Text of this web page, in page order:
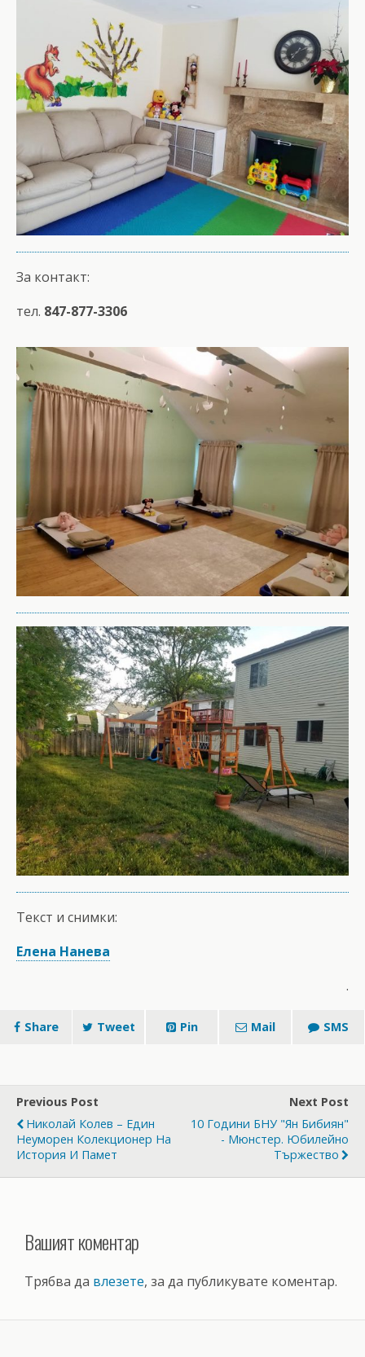
За контакт:
тел. 847-877-3306
Текст и снимки:
Елена Нанева
.
Share Tweet Pin Mail SMS
Previous Post
Николай Колев – Един
Неуморен Колекционер На
История И Памет
Next Post
10 Години БНУ "Ян Бибиян"
- Мюнстер. Юбилейно
Тържество
Вашият коментар
Трябва да влезете, за да публикувате коментар.